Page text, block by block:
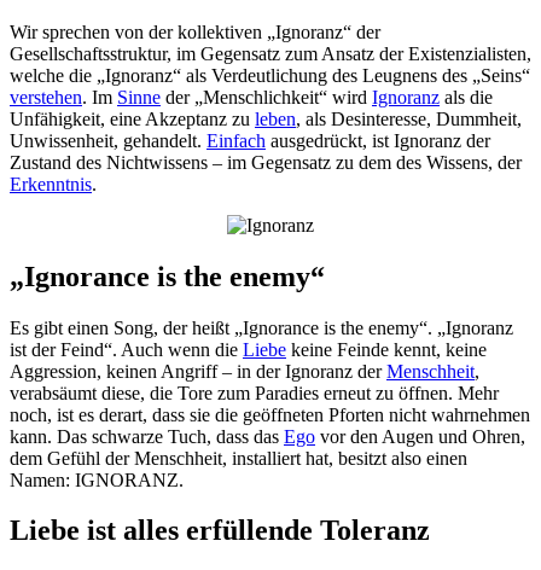
Wir sprechen von der kollektiven „Ignoranz“ der
Gesellschaftsstruktur, im Gegensatz zum Ansatz der Existenzialisten,
welche die „Ignoranz“ als Verdeutlichung des Leugnens des „Seins“
verstehen. Im Sinne der „Menschlichkeit“ wird Ignoranz als die
Unfähigkeit, eine Akzeptanz zu leben, als Desinteresse, Dummheit,
Unwissenheit, gehandelt. Einfach ausgedrückt, ist Ignoranz der
Zustand des Nichtwissens – im Gegensatz zu dem des Wissens, der
Erkenntnis.
„Ignorance is the enemy“
Es gibt einen Song, der heißt „Ignorance is the enemy“. „Ignoranz
ist der Feind“. Auch wenn die Liebe keine Feinde kennt, keine
Aggression, keinen Angriff – in der Ignoranz derMenschheit,
verabsäumt diese, die Tore zum Paradies erneut zu öffnen. Mehr
noch, ist es derart, dass sie die geöffneten Pforten nicht wahrnehmen
kann. Das schwarze Tuch, dass das Ego vor den Augen und Ohren,
dem Gefühl der Menschheit, installiert hat, besitzt also einen
Namen: IGNORANZ.
Liebe ist alles erfüllende Toleranz